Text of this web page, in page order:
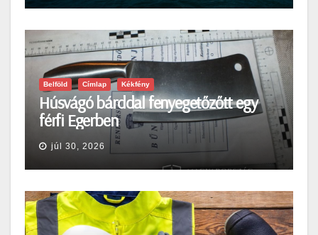
Belföld Címlap Kékfény
Húsvágó bárddal fenyegetőzőtt egy
férfi Egerben
júl 30, 2026